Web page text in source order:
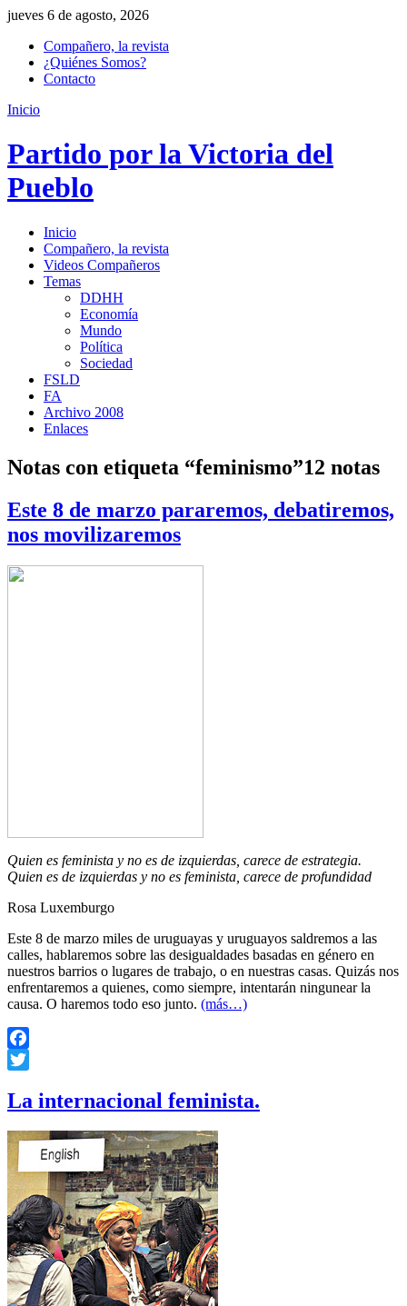
jueves 6 de agosto, 2026
Compañero, la revista
¿Quiénes Somos?
Contacto
Inicio
Partido por la Victoria del
Pueblo
Inicio
Compañero, la revista
Videos Compañeros
Temas
DDHH
Economía
Mundo
Política
Sociedad
FSLD
FA
Archivo 2008
Enlaces
Notas con etiqueta “feminismo”12 notas
Este 8 de marzo pararemos, debatiremos,
nos movilizaremos
Quien es feminista y no es de izquierdas, carece de estrategia.
Quien es de izquierdas y no es feminista, carece de profundidad
Rosa Luxemburgo
Este 8 de marzo miles de uruguayas y uruguayos saldremos a las
calles, hablaremos sobre las desigualdades basadas en género en
nuestros barrios o lugares de trabajo, o en nuestras casas. Quizás nos
enfrentaremos a quienes, como siempre, intentarán ningunear la
causa. O haremos todo eso junto. (más…)
Facebook
La internacional feminista.